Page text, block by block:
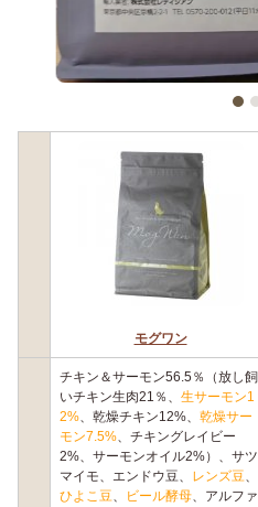
モグワン
チキン＆サーモン56.5％（放し飼
いチキン生肉21％ 、 生サーモン1
2%、乾燥チキン12%、 乾燥サー
モン7.5%、チキングレイビー
2%、サーモンオイル2%）、サツ
マイモ、エンドウ豆、 レンズ豆、
ひよこ豆、 ビール酵母、アルファ